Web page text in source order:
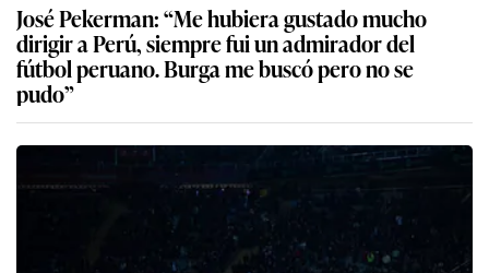
José Pekerman: “Me hubiera gustado mucho
dirigir a Perú, siempre fui un admirador del
fútbol peruano. Burga me buscó pero no se
pudo”